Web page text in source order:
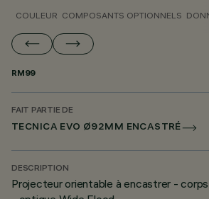
COULEUR COMPOSANTS OPTIONNELS
RM99
FAIT PARTIE DE
TECNICA EVO Ø92MM ENCASTRÉ
DESCRIPTION
Projecteur orientable à encastrer -